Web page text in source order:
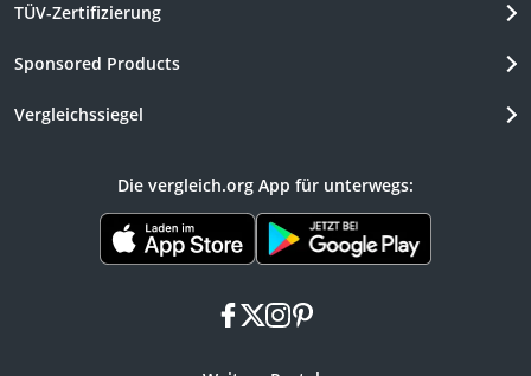
TÜV-Zertifizierung
Sponsored Products
Vergleichssiegel
Die vergleich.org App für unterwegs:
facebook
x instagram
pinterest